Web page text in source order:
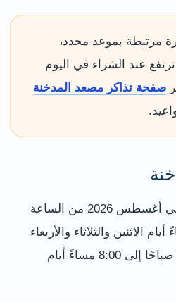
مرتبطة بموعد محدد،
ترتفع عند الشراء في اليوم
صفحة تذاكر مصعد المدخنة
كانت الساعات المنشورة في أغسطس 2026 من الساعة
إلى 6:00 مساءً أيام الاثنين والثلاثاء والأربعاء
والأحد، ومن الساعة 10:00 صباحًا إلى 8:00 مساءً أيام